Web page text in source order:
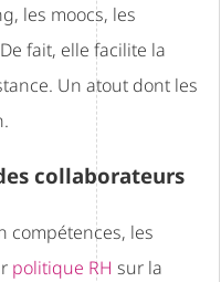
les moocs, les
fait, elle facilite la
Un atout dont les
collaborateurs
compétences, les
politique RH sur la